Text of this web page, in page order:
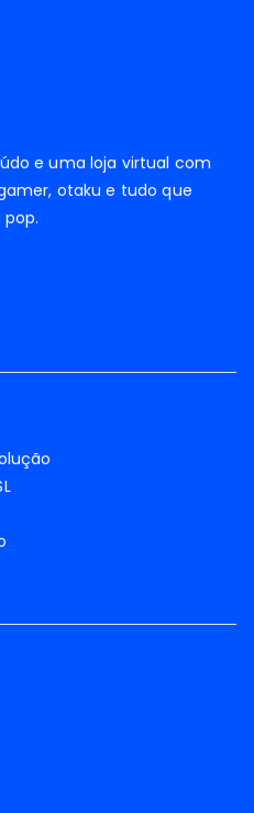
e uma loja virtual com
otaku e tudo que